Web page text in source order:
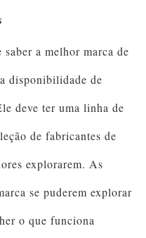
saber a melhor marca de
disponibilidade de
deve ter uma linha de
de fabricantes de
explorarem. As
se puderem explorar
o que funciona